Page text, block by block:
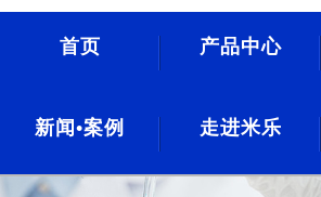
首页 产品中心
新闻•案例 走进米乐